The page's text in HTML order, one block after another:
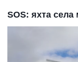
SOS: яхта